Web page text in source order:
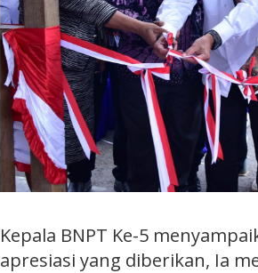
Kepala BNPT Ke-5
apresiasi yang diberikan, Ia